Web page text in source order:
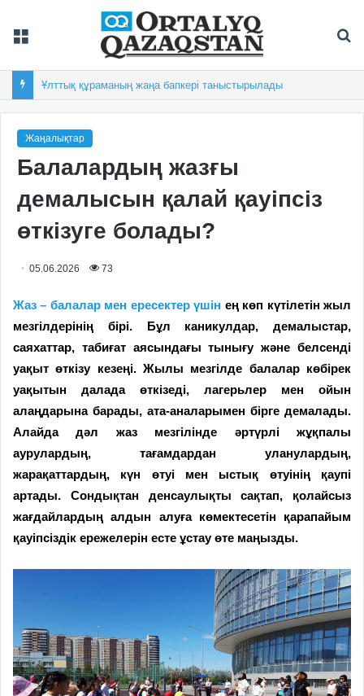
Ұлттық құраманың жаңа бапкері таныстырылады
Жаңалықтар
Балалардың жазғы
демалысын қалай қауіпсіз
өткізуге болады?
05.06.2026 73
Жаз – балалар мен ересектер үшін ең көп күтілетін жыл
мезгілдерінің бірі. Бұл каникулдар, демалыстар,
саяхаттар, табиғат аясындағы тынығу және белсенді
уақыт өткізу кезеңі. Жылы мезгілде балалар көбірек
уақытын далада өткізеді, лагерьлер мен ойын
алаңдарына барады, ата-аналарымен бірге демалады.
Алайда дәл жаз мезгілінде әртүрлі жұқпалы
аурулардың, тағамдардан уланулардың,
жарақаттардың, күн өтуі мен ыстық өтуінің қаупі
артады. Сондықтан денсаулықты сақтап, қолайсыз
жағдайлардың алдын алуға көмектесетін қарапайым
қауіпсіздік ережелерін есте ұстау өте маңызды.